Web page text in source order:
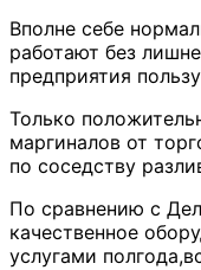
Вполне себе
работают без
предприятия
Только
маргиналов от
по соседству
По сравнению с
качественное
услугами